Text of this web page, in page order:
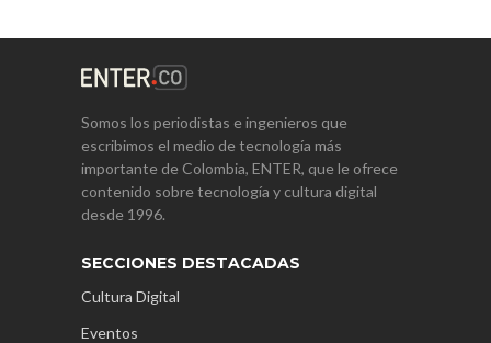
Somos los periodistas e ingenieros que
escribimos el medio de tecnología más
importante de Colombia, ENTER, que le ofrece
contenido sobre tecnología y cultura digital
desde 1996.
SECCIONES DESTACADAS
Cultura Digital
Eventos